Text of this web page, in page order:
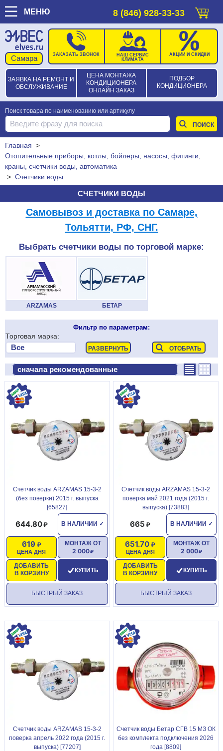
МЕНЮ 8 (846) 928-33-33
ЗАЯВКА НА РЕМОНТ И
ОБСЛУЖИВАНИЕ
ЦЕНА МОНТАЖА
КОНДИЦИОНЕРА
ОНЛАЙН ЗАКАЗ
ПОДБОР
КОНДИЦИОНЕРА
ЗАКАЗАТЬ ЗВОНОК
НАШ СЕРВИС
КЛИМАТА
АКЦИИ И СКИДКИ
Поиск товара по наименованию или артикулу
Главная >
Отопительные приборы, котлы, бойлеры, насосы, фитинги,
краны, счетчики воды, автоматика
> Счетчики воды
СЧЕТЧИКИ ВОДЫ
Самовывоз и доставка по Самаре,
Тольятти, РФ, СНГ.
Выбрать счетчики воды по торговой марке:
ARZAMAS БЕТАР
Фильтр по параметрам:
Торговая марка:
Счетчик воды ARZAMAS 15-3-2
(без поверки) 2015 г. выпуска
[65827]
В НАЛИЧИИ ✓
644.80
ЦЕНА ДНЯ
619
ДОБАВИТЬ
В КОРЗИНУ
МОНТАЖ ОТ
2 000
КУПИТЬ
БЫСТРЫЙ ЗАКАЗ
Счетчик воды ARZAMAS 15-3-2
поверка май 2021 года (2015 г.
выпуска) [73883]
В НАЛИЧИИ ✓
665
ЦЕНА ДНЯ
651.70
ДОБАВИТЬ
В КОРЗИНУ
МОНТАЖ ОТ
2 000
КУПИТЬ
БЫСТРЫЙ ЗАКАЗ
Счетчик воды ARZAMAS 15-3-2
поверка апрель 2022 года (2015 г.
выпуска) [77207]
Счетчик воды Бетар СГВ 15 МЗ ОК
без комплекта подключения 2026
года [8809]